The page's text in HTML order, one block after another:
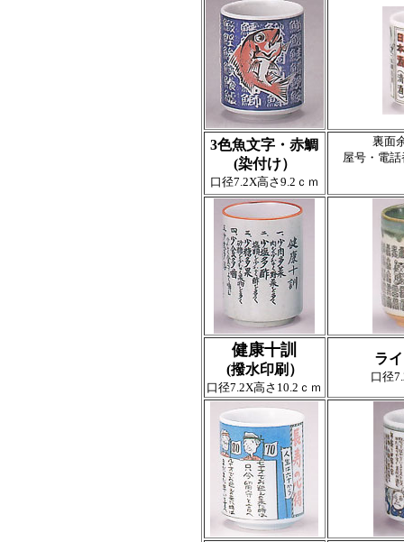
3色魚文字・赤鯛
(染付け）
口径7.2X高さ9.2ｃｍ
裏面
屋号・電
健康十訓
(撥水印刷）
口径7.2X高さ10.2ｃｍ
ラ
口径